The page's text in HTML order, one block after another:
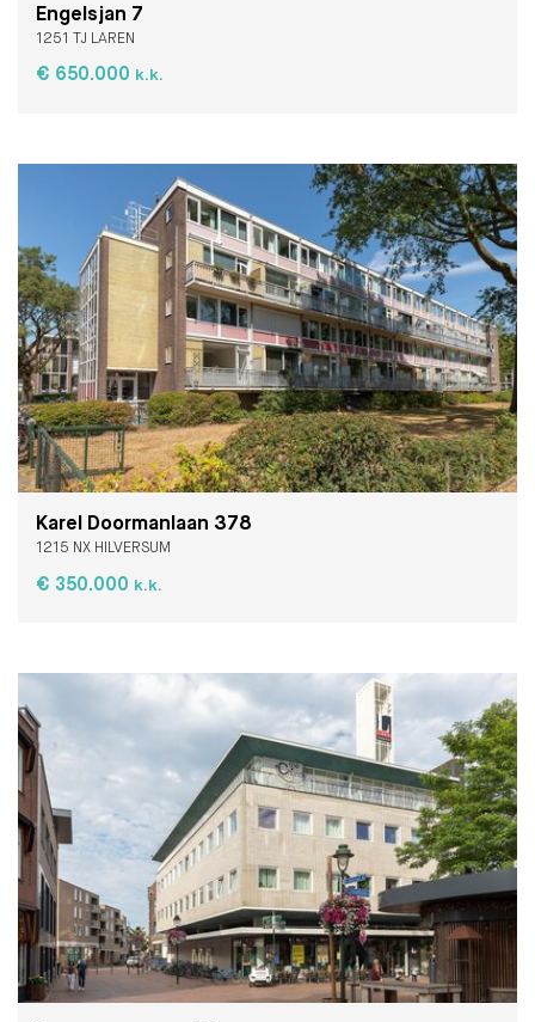
Engelsjan 7
1251 TJ LAREN
€ 650.000 k.k.
Karel Doormanlaan 378
1215 NX HILVERSUM
€ 350.000 k.k.